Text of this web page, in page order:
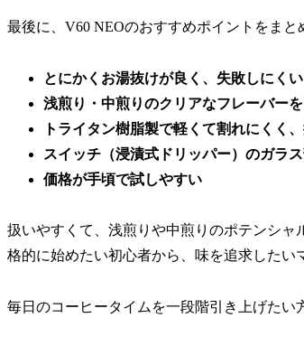
最後に、V60 NEOのおすすめポイントをまと
とにかくお湯抜けが良く、失敗しにくい
浅煎り・中煎りのクリアなフレーバー
トライタン樹脂製で軽くて割れにくく
スイッチ（浸漬式ドリッパー）のガラ
価格が手頃で試しやすい
扱いやすくて、浅煎りや中煎りのポテンシ
格的に始めたい初心者から、味を追求したい
毎日のコーヒータイムを一段階引き上げたい